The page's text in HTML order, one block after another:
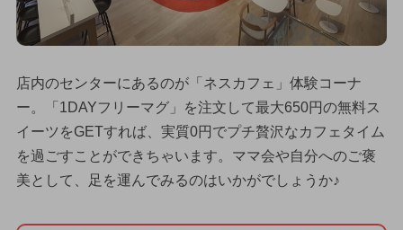
店内のセンターにあるのが「ネスカフェ」体験コーナ
ー。「1DAYフリーマグ」を注文して最大650円の無料ス
イーツをGETすれば、実質0円でプチ贅沢なカフェタイム
を過ごすことができちゃいます。ママ会や自分へのご褒
美として、足を運んでみるのはいかがでしょうか♪